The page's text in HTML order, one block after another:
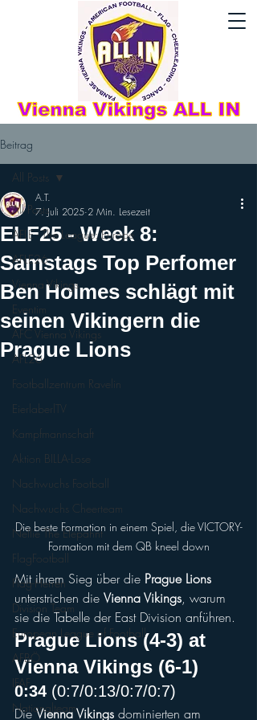
Beitrag
All Posts
AFLE - The League: Europe
AFLE26
Vienna Vikings
Eventim
AFC Vienna Vikings
AFL26
Footballzentrum Ravelin
EierlaberlTV
Kampfmannschaft
Aktion BILLA-Lose
Nachwuchs Football
Nachwuchs Cheerteam
Nellie The Elepahnt
FlagFootball
Flag-Herren
Division Team
European League of Football
AFBÖ
IFAF
Nationalteam
All Posts
ELF25 - Week 8:
Samstags Top Perfomer
Ben Holmes schlägt mit
seinen Vikingern die
Prague Lions
A.T.
7. Juli 2025 2 Min. Lesezeit
Die beste Formation in einem Spiel, die VICTORY-
Formation mit dem QB kneel down
Mit ihrem Sieg über die Prague Lions
unterstrichen die Vienna Vikings, warum
sie die Tabelle der East Division anführen.
Prague Lions (4-3) at
Vienna Vikings (6-1)
0:34 (0:7/0:13/0:7/0:7)
Die Vienna Vikings dominierten am